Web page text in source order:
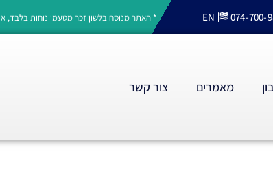
074-700-
EN * האתר מנוסח בלשון זכר מטעמי נוחות בלבד,
מאמרים צור קשר